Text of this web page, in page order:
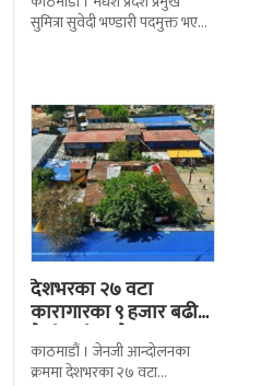
सुमित्रा सुवेदी भण्डारी पदमुक्त भएकी
देशभरका २७ वटा
कारागारका ९ हजार बढी
कैदीबन्दी अझै फरार
काठमाडौं । जेनजी आन्दोलनका
क्रममा देशभरका २७ वटा